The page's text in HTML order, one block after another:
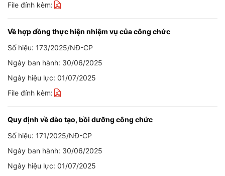
File đính kèm:
Về hợp đồng thực hiện nhiệm vụ của công chức
Số hiệu: 173/2025/NĐ-CP
Ngày ban hành: 30/06/2025
Ngày hiệu lực: 01/07/2025
File đính kèm:
Quy định về đào tạo, bồi dưỡng công chức
Số hiệu: 171/2025/NĐ-CP
Ngày ban hành: 30/06/2025
Ngày hiệu lực: 01/07/2025